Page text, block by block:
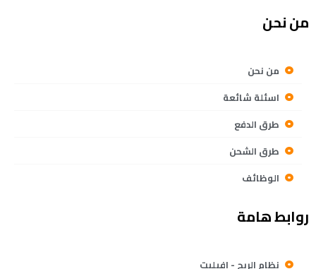
من نحن
من نحن
اسئلة شائعة
طرق الدفع
طرق الشحن
الوظائف
روابط هامة
نظام الربح - افيليت